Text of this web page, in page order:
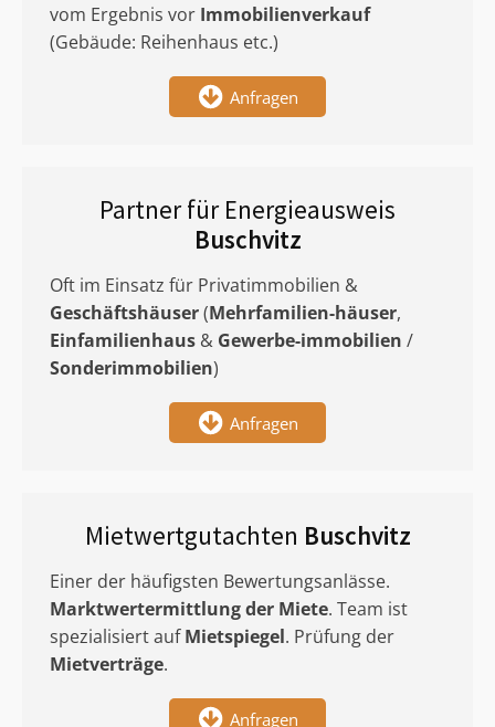
vom Ergebnis vor Immobilienverkauf
(Gebäude: Reihenhaus etc.)
Anfragen
Partner für Energieausweis
Buschvitz
Oft im Einsatz für Privatimmobilien &
Geschäftshäuser(Mehrfamilien-häuser,
Einfamilienhaus & Gewerbe-immobilien /
Sonderimmobilien)
Anfragen
Mietwertgutachten Buschvitz
Einer der häufigsten Bewertungsanlässe.
Marktwertermittlungder Miete. Team ist
spezialisiert aufMietspiegel. Prüfung der
Mietverträge.
Anfragen